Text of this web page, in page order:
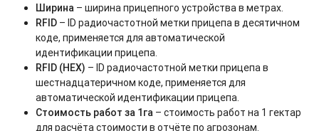
Ширина – ширина прицепного устройства в метрах.
RFID – ID радиочастотной метки прицепа в десятичном
коде, применяется для автоматической
идентификации прицепа.
RFID (HEX) – ID радиочастотной метки прицепа в
шестнадцатеричном коде, применяется для
автоматической идентификации прицепа.
Стоимость работ за 1га – стоимость работ на 1 гектар
для расчёта стоимости в отчёте по агрозонам.